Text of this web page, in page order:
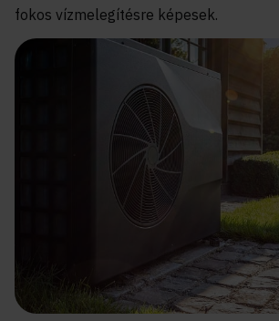
fokos vízmelegítésre képesek.